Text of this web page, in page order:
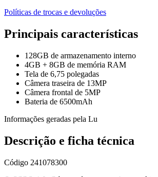
Políticas de trocas e devoluções
Principais características
128GB de armazenamento interno
4GB + 8GB de memória RAM
Tela de 6,75 polegadas
Câmera traseira de 13MP
Câmera frontal de 5MP
Bateria de 6500mAh
Informações geradas pela Lu
Descrição e ficha técnica
Código 241078300